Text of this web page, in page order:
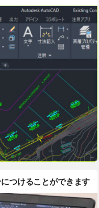
つけることができます